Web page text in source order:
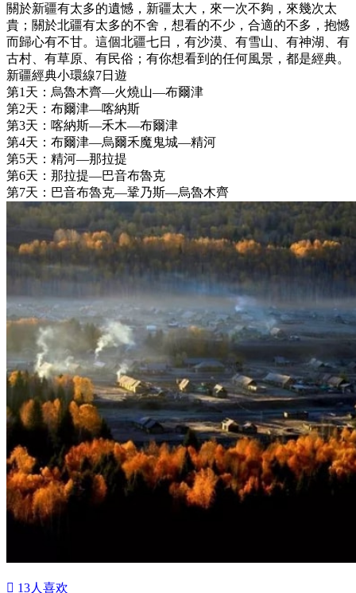
關於新疆有太多的遺憾，新疆太大，來一次不夠，來幾次太
貴；關於北疆有太多的不舍，想看的不少，合適的不多，抱憾
而歸心有不甘。這個北疆七日，有沙漠、有雪山、有神湖、有
古村、有草原、有民俗；有你想看到的任何風景，都是經典。
新疆經典小環線7日遊
第1天：烏魯木齊—火燒山—布爾津
第2天：布爾津—喀納斯
第3天：喀納斯—禾木—布爾津
第4天：布爾津—烏爾禾魔鬼城—精河
第5天：精河—那拉提
第6天：那拉提—巴音布魯克
第7天：巴音布魯克—鞏乃斯—烏魯木齊
 13人喜欢